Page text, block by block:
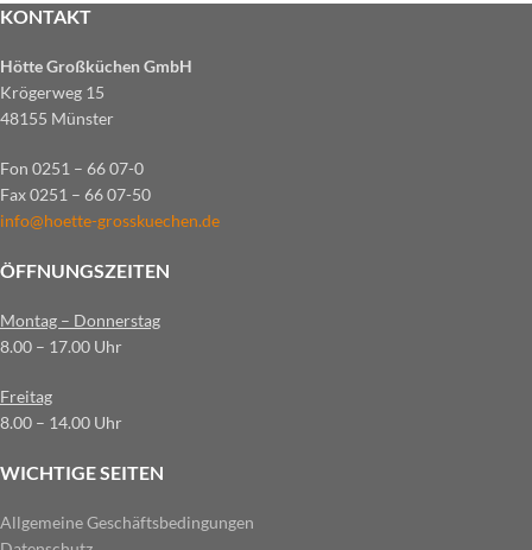
KONTAKT
Hötte Großküchen GmbH
Krögerweg 15
48155 Münster
Fon 0251 – 66 07-0
Fax 0251 – 66 07-50
info@hoette-grosskuechen.de
ÖFFNUNGSZEITEN
Montag – Donnerstag
8.00 – 17.00 Uhr
Freitag
8.00 – 14.00 Uhr
WICHTIGE SEITEN
Allgemeine Geschäftsbedingungen